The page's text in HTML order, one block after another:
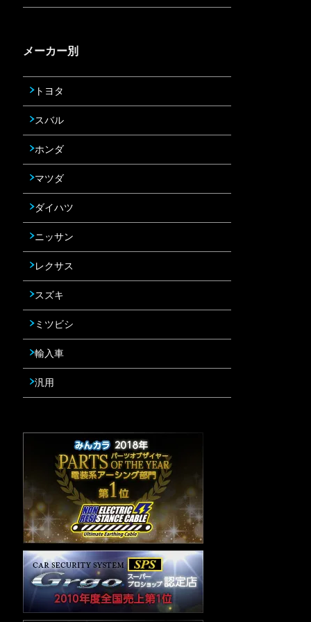
メーカー別
トヨタ
スバル
ホンダ
マツダ
ダイハツ
ニッサン
レクサス
スズキ
ミツビシ
輸入車
汎用